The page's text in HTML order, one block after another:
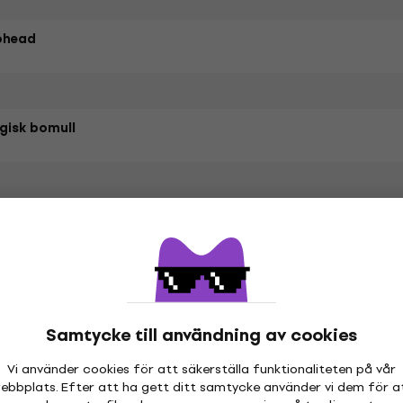
Samtycke till användning av cookies
Vi använder cookies för att säkerställa funktionaliteten på vår
Efter att ha gett ditt samtycke använder vi dem för
bomull